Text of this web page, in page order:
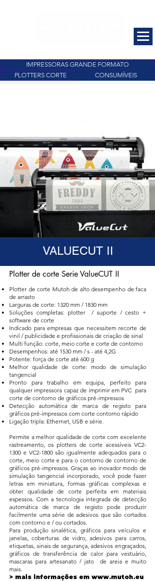
IMPRESSORAS GRANDE FORMATO
PLOTTERS CORTE
CONSUMÍVEIS
VALUECUT II
Plotter de corte Serie ValueCUT II
Plotter de corte Mutoh de alto desempenho de faca
de arrasto
Larguras de corte: 1320 mm / 1830 mm
Soluções completas: plotter / suporte / cesto +
software de corte
Indicado para empresas que necessitem recorte de
vinil / publicidade e profissionais de criação de sinal
Multi função: corte, meio corte e corte de contorno
Desempenhos: até 1530 mm / s - até 4,2G
Potente: força de corte até 600 g
Melhor qualidade de corte: modo de simulação
tangencial
Pronto para trabalho em equipa, perfeito para
qualquer impressora capaz de imprimir em PVC para
corte de contorno de gráficos pré-impressos
Detecção automática de marca de registo para
gráficos pré-impressos com corte contorno rápido
Ligação tripla: Ethernet, USB e série.
Permite a melhor qualidade de corte com excelente
rastreamento, os plotters de corte acessíveis VC2-
1300 e VC2-1800 são igualmente adequados para o
corte, meio corte e para o contorno de contorno de
gráficos pré-impressos. Graças ao inovador modo de
simulação tangencial incorporado, você pode fazer
letras em miniatura, formas gráficas complexas e
obter qualidade de corte perfeita em materiais
espessos. Com a tecnologia integrada de detecção
automática de marca de registo pode produzir
facilmente uma série de adesivos que são cortados
com contorno e / ou cortados.
Para produção sinalética, gráficos para veículos e
janelas, coberturas de vidro, adesivos para carros,
etiquetas, sinais de segurança, adesivos engraçados,
gráficos de transferência de calor para vestuário,
mascaras para artesanato / jato de areia e muito
mais.
> mais informações em www.mutoh.eu